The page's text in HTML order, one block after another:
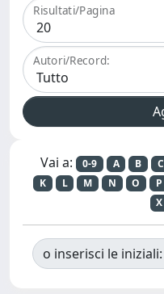
Risultati/Pagina
Autori/Record:
Vai a: 0-9 A B C
K
L M N O P
X
o inserisci le iniziali: